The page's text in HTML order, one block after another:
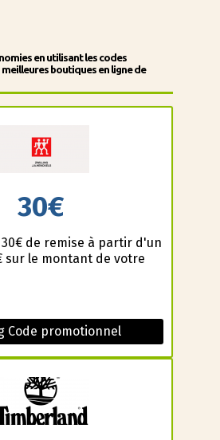
en utilisant les codes
boutiques en ligne de
30€
de remise à partir d'un
sur le montant de votre
Code promotionnel